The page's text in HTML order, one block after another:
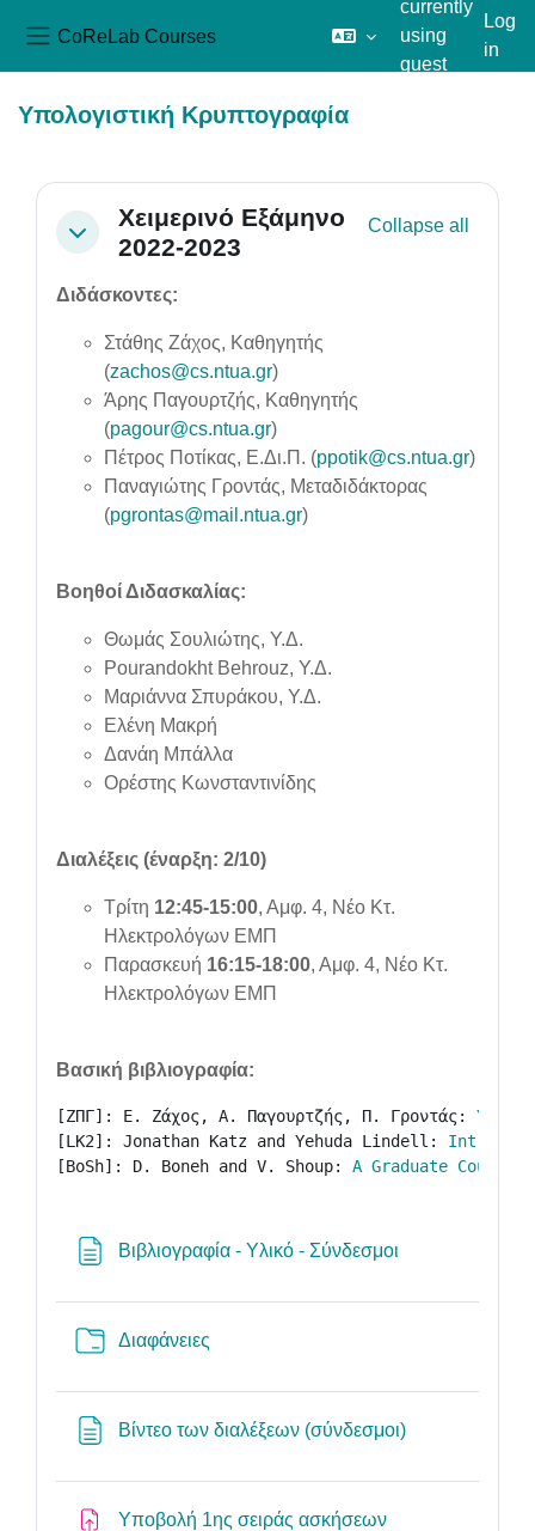
CoReLab Courses
currently
using
guest
Log
in
Υπολογιστική Κρυπτογραφία
Section outline
Collapse
Χειμερινό Εξάμηνο
2022-2023
Collapse all
Διδάσκοντες:
Στάθης Ζάχος, Καθηγητής
(zachos@cs.ntua.gr)
Άρης Παγουρτζής, Καθηγητής
(pagour@cs.ntua.gr)
Πέτρος Ποτίκας, Ε.Δι.Π. (ppotik@cs.ntua.gr)
Παναγιώτης Γροντάς, Μεταδιδάκτορας
(pgrontas@mail.ntua.gr)
Βοηθοί Διδασκαλίας:
Θωμάς Σουλιώτης, Υ.Δ.
Pourandokht Behrouz, Υ.Δ.
Μαριάννα Σπυράκου, Υ.Δ.
Ελένη Μακρή
Δανάη Μπάλλα
Ορέστης Κωνσταντινίδης
Διαλέξεις (έναρξη: 2/10)
Τρίτη 12:45-15:00, Αμφ. 4, Νέο Κτ.
Ηλεκτρολόγων ΕΜΠ
Παρασκευή 16:15-18:00, Αμφ. 4, Νέο Κτ.
Ηλεκτρολόγων ΕΜΠ
Βασική βιβλιογραφία:
[ΖΠΓ]: Ε. Ζάχος, Α. Παγουρτζής, Π. Γροντάς:
[LK2]: Jonathan Katz and Yehuda Lindell:
[BoSh]: D. Boneh and V. Shoup: A Graduate Course
Βιβλιογραφία - Υλικό - Σύνδεσμοι
Διαφάνειες
Βίντεο των διαλέξεων (σύνδεσμοι)Page
Υποβολή 1ης σειράς ασκήσεωνAssignment